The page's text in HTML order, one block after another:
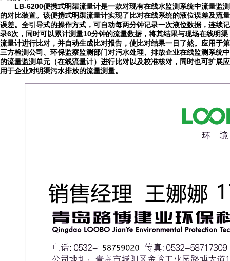
LB-6200便携式明渠流量计是一款对现有在线水监测系统中流量监测
的对比装置。该便携式明渠流量计实现了比对在线系统的液位误差及流量
误差。全引导式的操作方式， 可自动每两分钟记录一次液位数据，连续记
录6次，同时可以累计测量10分钟的流量数据，将其结果与现场在线明渠
流量计进行比对，并自动生成比对报告，使比对结果一目了然。应用于第
三方检测公司、环保监察监测部门对污水处理、排放企业在线监测系统中
的流量监测单元（在线流量计）进行比对以及校准核对，同时也可扩展应
用于企业对明渠污水排放的流量测量。